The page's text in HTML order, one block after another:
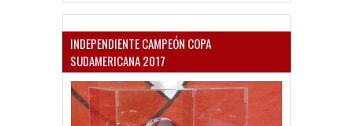
INDEPENDIENTE CAMPEÓN COPA
SUDAMERICANA 2017